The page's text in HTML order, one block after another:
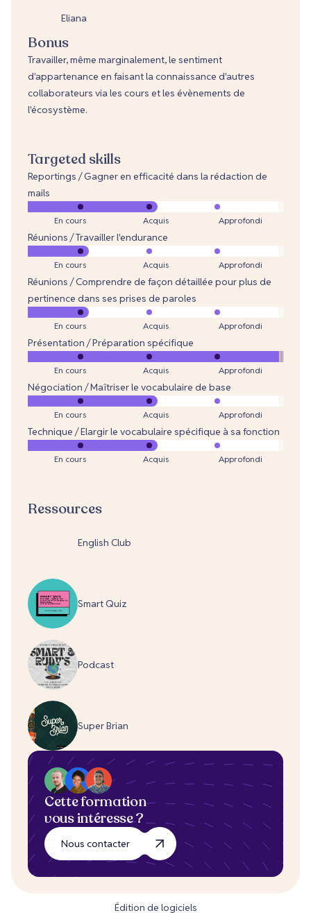
Eliana
Bonus
Travailler, même marginalement, le sentiment
d'appartenance en faisant la connaissance d'autres
collaborateurs via les cours et les évènements de
l'écosystème.
Targeted skills
Reportings / Gagner en efficacité dans la rédaction de
mails
En cours Acquis Approfondi
Réunions / Travailler l'endurance
En cours Acquis Approfondi
Réunions / Comprendre de façon détaillée pour plus de
pertinence dans ses prises de paroles
En cours Acquis Approfondi
Présentation / Préparation spécifique
En cours Acquis Approfondi
Négociation / Maîtriser le vocabulaire de base
En cours Acquis Approfondi
Technique / Elargir le vocabulaire spécifique à sa fonction
En cours Acquis Approfondi
Ressources
English Club
Smart Quiz
Podcast
Super Brian
Cette formation
vous intéresse ?
Nous contacter
Édition de logiciels